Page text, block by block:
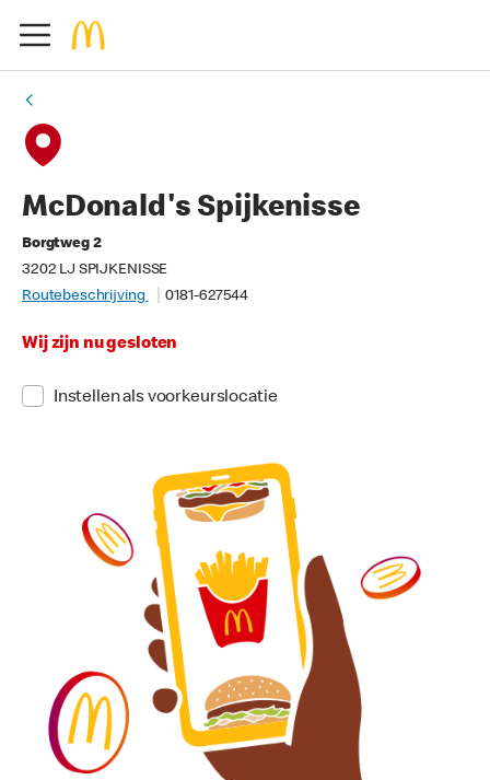
McDonald's Spijkenisse
Borgtweg 2
3202 LJ SPIJKENISSE
Routebeschrijving
0181-627544
Wij zijn nu gesloten
Instellen als voorkeurslocatie